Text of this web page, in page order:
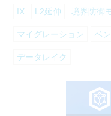
IX L2延伸 境界防御
マイグレーション ベ
データレイク